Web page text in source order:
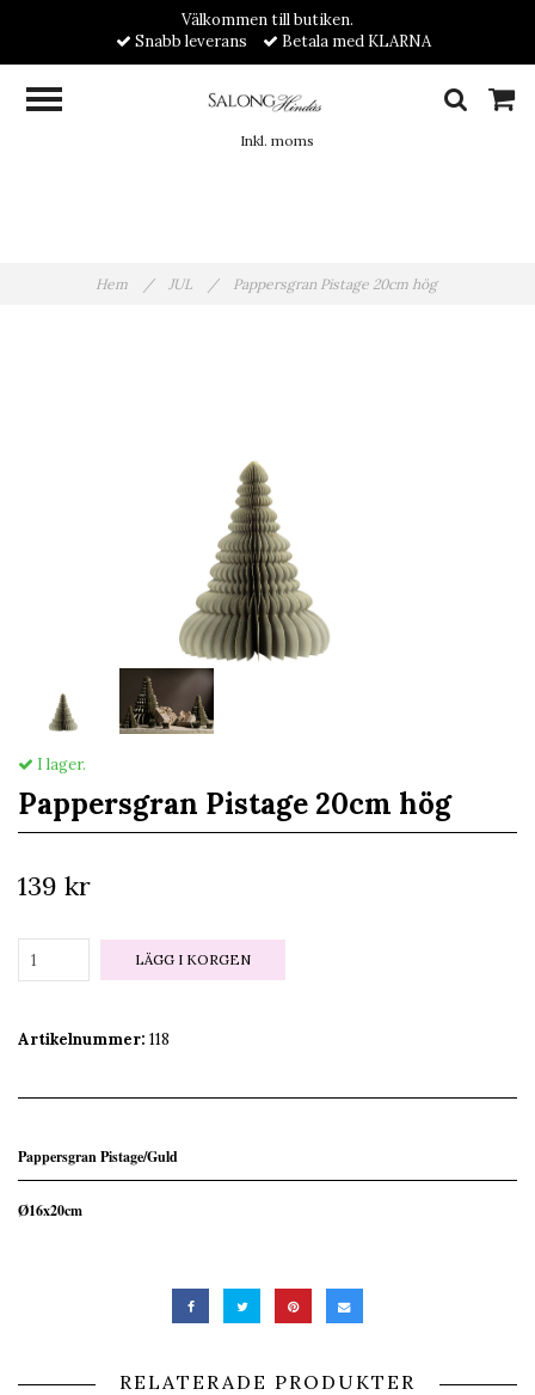
Välkommen till butiken.
Snabb leverans
Betala med KLARNA
Inkl. moms
Hem / JUL / Pappersgran Pistage 20cm hög
I lager.
Pappersgran Pistage 20cm hög
139 kr
LÄGG I KORGEN
Artikelnummer: 118
Pappersgran Pistage/Guld
Ø16x20cm
RELATERADE PRODUKTER